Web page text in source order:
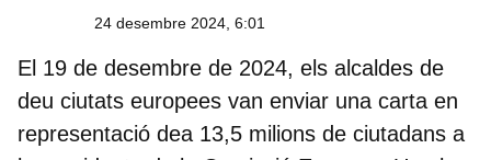
24 desembre 2024, 6:01
El 19 de desembre de 2024, els alcaldes de
deu ciutats europees van enviar una carta en
representació dea 13,5 milions de ciutadans a